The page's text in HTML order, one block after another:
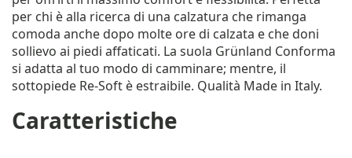
per chi è alla ricerca di una calzatura che rimanga
comoda anche dopo molte ore di calzata e che doni
sollievo ai piedi affaticati. La suola Grünland Conforma
si adatta al tuo modo di camminare; mentre, il
sottopiede Re-Soft è estraibile. Qualità Made in Italy.
Caratteristiche